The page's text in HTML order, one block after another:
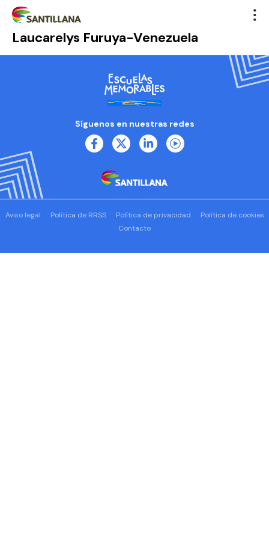
Laucarelys Furuya-Venezuela
Síguenos en nuestras redes
Aviso legal Política de RRSS Política de privacidad
Política de cookies
Contacto